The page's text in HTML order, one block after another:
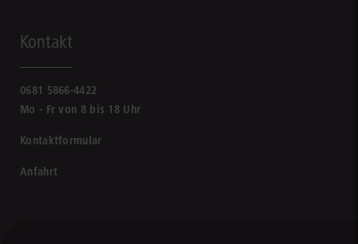
Kontakt
0681 5866-4422
Mo - Fr von 8 bis 18 Uhr
Kontaktformular
Anfahrt